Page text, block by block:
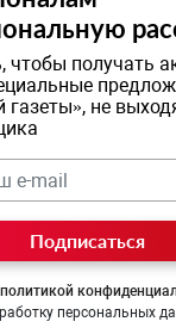
чтобы получать
газеты», не
Подписаться
политикой
персональных